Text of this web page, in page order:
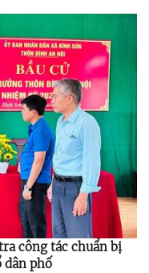
công tác chuẩn bị
dân phố